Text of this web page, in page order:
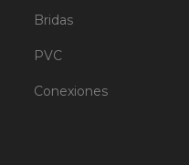
Bridas
PVC
Conexiones